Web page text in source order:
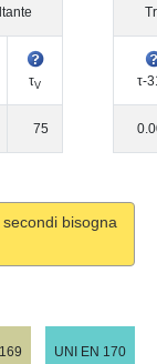
τV
75
τ-
secondi bisogna
UNI EN 170